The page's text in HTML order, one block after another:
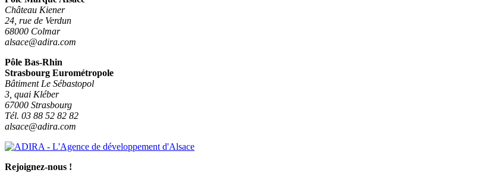
Château Kiener
24, rue de Verdun
68000 Colmar
alsace@adira.com
Pôle Bas-Rhin
Strasbourg Eurométropole
Bâtiment Le Sébastopol
3, quai Kléber
67000 Strasbourg
Tél. 03 88 52 82 82
alsace@adira.com
Rejoignez-nous !